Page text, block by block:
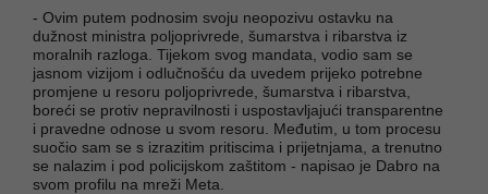
- Ovim putem podnosim svoju neopozivu ostavku na
dužnost ministra poljoprivrede, šumarstva i ribarstva iz
moralnih razloga. Tijekom svog mandata, vodio sam se
jasnom vizijom i odlučnošću da uvedem prijeko potrebne
promjene u resoru poljoprivrede, šumarstva i ribarstva,
boreći se protiv nepravilnosti i uspostavljajući transparentne
i pravedne odnose u svom resoru. Međutim, u tom procesu
suočio sam se s izrazitim pritiscima i prijetnjama, a trenutno
se nalazim i pod policijskom zaštitom - napisao je Dabro na
svom profilu na mreži Meta.